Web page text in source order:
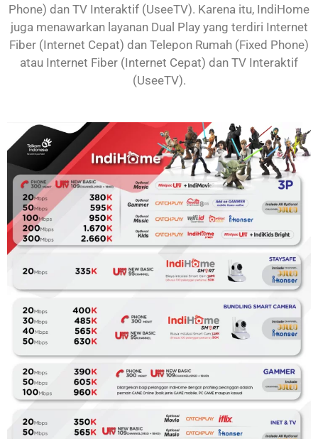
Phone) dan TV Interaktif (UseeTV). Karena itu, IndiHome
juga menawarkan layanan Dual Play yang terdiri Internet
Fiber (Internet Cepat) dan Telepon Rumah (Fixed Phone)
atau Internet Fiber (Internet Cepat) dan TV Interaktif
(UseeTV).